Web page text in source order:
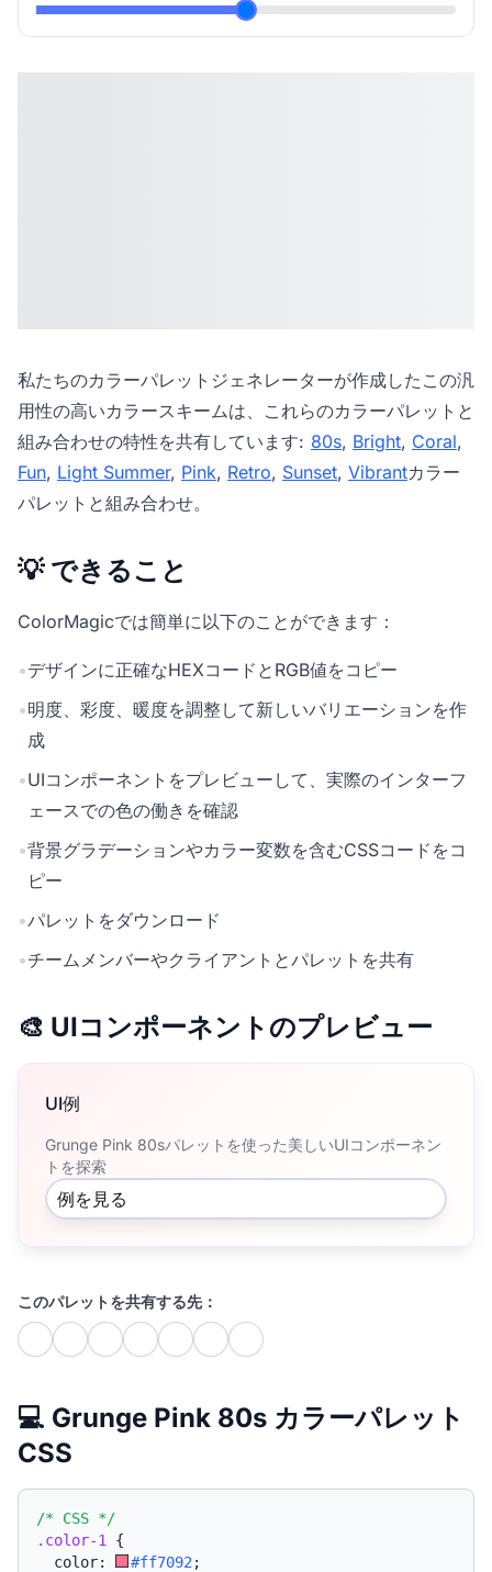
私たちのカラーパレットジェネレーターが作成したこの汎
用性の高いカラースキームは、これらのカラーパレットと
組み合わせの特性を共有しています: 80s, Bright, Coral,
Fun, Light Summer, Pink, Retro, Sunset, Vibrantカラー
パレットと組み合わせ。
💡 できること
ColorMagicでは簡単に以下のことができます：
•デザインに正確なHEXコードとRGB値をコピー
•明度、彩度、暖度を調整して新しいバリエーションを作
成
•UIコンポーネントをプレビューして、実際のインターフ
ェースでの色の働きを確認
•背景グラデーションやカラー変数を含むCSSコードをコ
ピー
•パレットをダウンロード
•チームメンバーやクライアントとパレットを共有
🎨 UIコンポーネントのプレビュー
UI例
Grunge Pink 80sパレットを使った美しいUIコンポーネン
トを探索
例を見る
このパレットを共有する先：
💻 Grunge Pink 80s カラーパレット
CSS
/* CSS */
.color-1
{
  color:
#ff7092 ;